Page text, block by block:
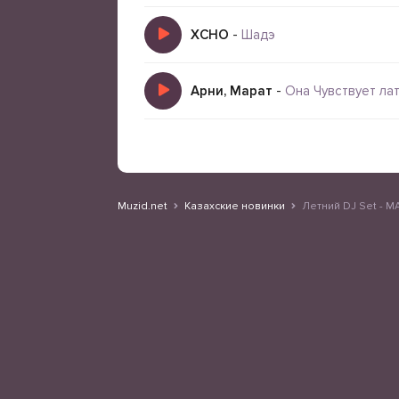
XCHO - Шадэ
Арни, Марат - Она Чувствует
Muzid.net Казахские новинки Летний DJ Set -